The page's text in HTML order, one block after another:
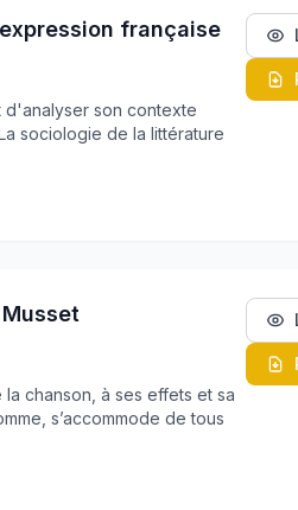
française
d'analyser son contexte
sociologie de la littérature
chanson, à ses effets et sa
s’accommode de tous